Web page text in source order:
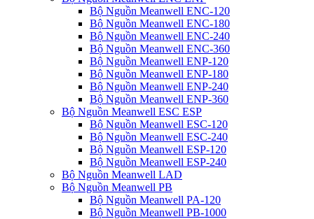
Bộ Nguồn Meanwell ENC-120
Bộ Nguồn Meanwell ENC-180
Bộ Nguồn Meanwell ENC-240
Bộ Nguồn Meanwell ENC-360
Bộ Nguồn Meanwell ENP-120
Bộ Nguồn Meanwell ENP-180
Bộ Nguồn Meanwell ENP-240
Bộ Nguồn Meanwell ENP-360
Bộ Nguồn Meanwell ESC ESP
Bộ Nguồn Meanwell ESC-120
Bộ Nguồn Meanwell ESC-240
Bộ Nguồn Meanwell ESP-120
Bộ Nguồn Meanwell ESP-240
Bộ Nguồn Meanwell LAD
Bộ Nguồn Meanwell PB
Bộ Nguồn Meanwell PA-120
Bộ Nguồn Meanwell PB-1000